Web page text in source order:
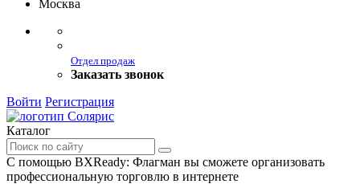
Москва
Отдел продаж
Заказать звонок
Войти Регистрация
Каталог
С помощью BXReady: Флагман вы сможете организовать
профессиональную торговлю в интернете